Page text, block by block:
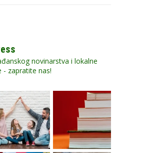
novinarstva i lokalne
- zapratite nas!